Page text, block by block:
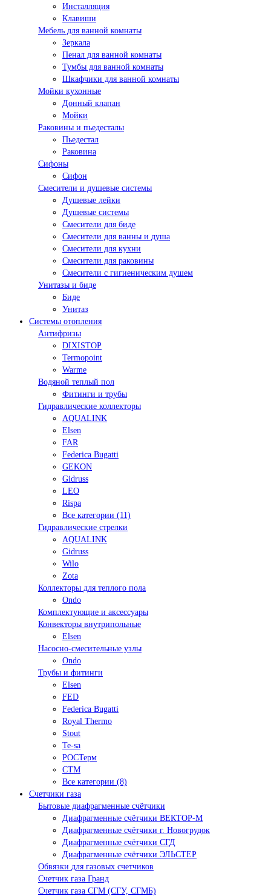
Инсталляция
Клавиши
Мебель для ванной комнаты
Зеркала
Пенал для ванной комнаты
Тумбы для ванной комнаты
Шкафчики для ванной комнаты
Мойки кухонные
Донный клапан
Мойки
Раковины и пьедесталы
Пьедестал
Раковина
Сифоны
Сифон
Смесители и душевые системы
Душевые лейки
Душевые системы
Смесители для биде
Смесители для ванны и душа
Смесители для кухни
Смесители для раковины
Смесители с гигиеническим душем
Унитазы и биде
Биде
Унитаз
Системы отопления
Антифризы
DIXISTOP
Termopoint
Warme
Водяной теплый пол
Фитинги и трубы
Гидравлические коллекторы
AQUALINK
Elsen
FAR
Federica Bugatti
GEKON
Gidruss
LEO
Rispa
Все категории (11)
Гидравлические стрелки
AQUALINK
Gidruss
Wilo
Zota
Коллекторы для теплого пола
Ondo
Комплектующие и аксессуары
Конвекторы внутрипольные
Elsen
Насосно-смесительные узлы
Ondo
Трубы и фитинги
Elsen
FED
Federica Bugatti
Royal Thermo
Stout
Te-sa
РОСТерм
СТМ
Все категории (8)
Счетчики газа
Бытовые диафрагменные счётчики
Диафрагменные счётчики ВЕКТОР-М
Диафрагменные счётчики г. Новогрудок
Диафрагменные счётчики СГД
Диафрагменные счётчики ЭЛЬСТЕР
Обвязки для газовых счетчиков
Счетчик газа Гранд
Счетчик газа СГМ (СГУ, СГМБ)